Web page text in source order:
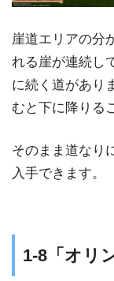
崖道エリアの分
れる崖が連続し
に続く道があり
むと下に降りる
そのまま道なり
入手できます。
1-8「オリ